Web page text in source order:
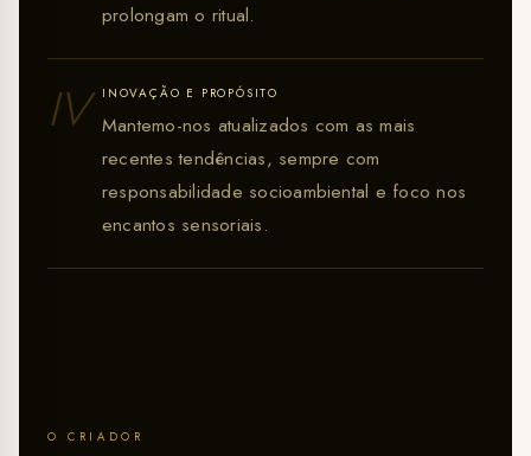
prolongam o ritual.
IV INOVAÇÃO E PROPÓSITO
Mantemo-nos atualizados com as mais
recentes tendências, sempre com
responsabilidade socioambiental e foco nos
encantos sensoriais.
O CRIADOR